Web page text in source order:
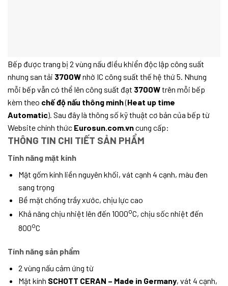
Bếp được trang bị 2 vùng nấu điều khiển độc lập công suất
nhưng san tải 3700Wnhờ IC công suất thế hệ thứ 5. Nhưng
mỗi bếp vẫn có thể lên công suất đạt 3700Wtrên mỗi bếp
kèm theo chế độ nấu thông minh(Heat up time
Automatic). Sau đây là thông số kỹ thuật cơ bản của bếp từ
Website chính thức Eurosun.com.vncung cấp:
THÔNG TIN CHI TIẾT SẢN PHẨM
Tính năng mặt kính
Mặt gốm kính liền nguyên khối, vát cạnh 4 cạnh, màu đen
sang trọng
Bề mặt chống trầy xước, chịu lực cao
Khả năng chịu nhiệt lên đến 1000oC, chịu sốc nhiệt đến
800oC
Tính năng sản phẩm
2 vùng nấu cảm ứng từ
Mặt kính SCHOTT CERAN – Made in Germany, vát 4 cạnh,